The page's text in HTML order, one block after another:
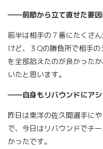
――前節から立て直せた要因
前半は相手の７番にたくさ
けど、３Qの勝負所で相手
を全部拾えたのが良かった
いたと思います。
――自身もリバウンドにアシ
昨日は東洋の佐久間選手に
で、今日はリバウンドでチ
かったです。